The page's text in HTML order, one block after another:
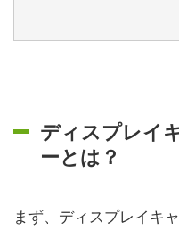
ディスプレイ
ーとは？
まず、ディスプレイキ